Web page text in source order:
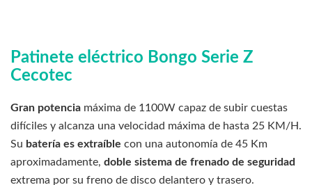
Patinete eléctrico Bongo Serie Z
Cecotec
Gran potencia máxima de 1100W capaz de subir cuestas
difíciles y alcanza una velocidad máxima de hasta 25 KM/H.
Su batería es extraíble con una autonomía de 45 Km
aproximadamente, doble sistema de frenado de seguridad
extrema por su freno de disco delantero y trasero.